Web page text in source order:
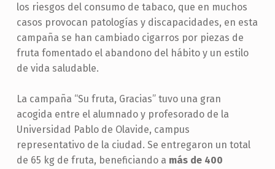
los riesgos del consumo de tabaco, que en muchos
casos provocan patologías y discapacidades, en esta
campaña se han cambiado cigarros por piezas de
fruta fomentado el abandono del hábito y un estilo
de vida saludable.
La campaña “Su fruta, Gracias” tuvo una gran
acogida entre el alumnado y profesorado de la
Universidad Pablo de Olavide, campus
representativo de la ciudad. Se entregaron un total
de 65 kg de fruta, beneficiando a más de 400